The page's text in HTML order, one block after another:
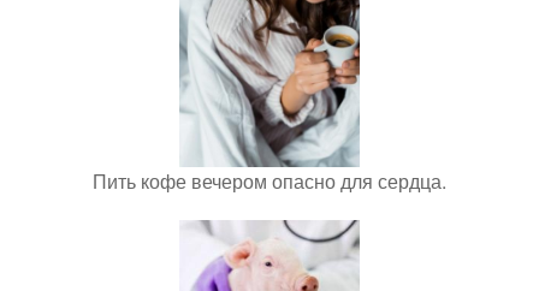
Пить кофе вечером опасно для сердца.